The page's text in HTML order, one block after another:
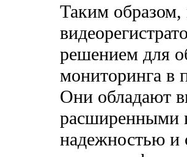
Таким
решением для
мониторинга в
Они обладают
расширенными
надежностью и